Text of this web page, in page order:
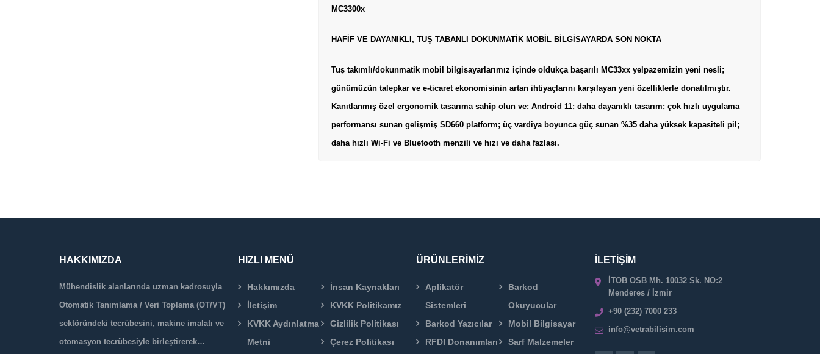
MC3300x
HAFİF VE DAYANIKLI, TUŞ TABANLI DOKUNMATİK MOBİL BİLGİSAYARDA SON NOKTA
Tuş takımlı/dokunmatik mobil bilgisayarlarımız içinde oldukça başarılı MC33xx yelpazemizin yeni nesli;
günümüzün talepkar ve e-ticaret ekonomisinin artan ihtiyaçlarını karşılayan yeni özelliklerle donatılmıştır.
Kanıtlanmış özel ergonomik tasarıma sahip olun ve: Android 11; daha dayanıklı tasarım; çok hızlı uygulama
performansı sunan gelişmiş SD660 platform; üç vardiya boyunca güç sunan %35 daha yüksek kapasiteli pil;
daha hızlı Wi-Fi ve Bluetooth menzili ve hızı ve daha fazlası.
HAKKIMIZDA
Mühendislik alanlarında uzman kadrosuyla
Otomatik Tanımlama / Veri Toplama (OT/VT)
sektöründeki tecrübesini, makine imalatı ve
otomasyon tecrübesiyle birleştirerek…
HIZLI MENÜ
Hakkımızda
İnsan Kaynakları
İletişim
KVKK Politikamız
KVKK Aydınlatma
Metni
Gizlilik Politikası
Çerez Politikası
ÜRÜNLERİMİZ
Aplikatör
Sistemleri
Barkod
Okuyucular
Barkod Yazıcılar
Mobil Bilgisayar
RFDI Donanımları
Sarf Malzemeler
İLETİŞİM
İTOB OSB Mh. 10032 Sk. NO:2
Menderes / İzmir
+90 (232) 7000 233
info@vetrabilisim.com